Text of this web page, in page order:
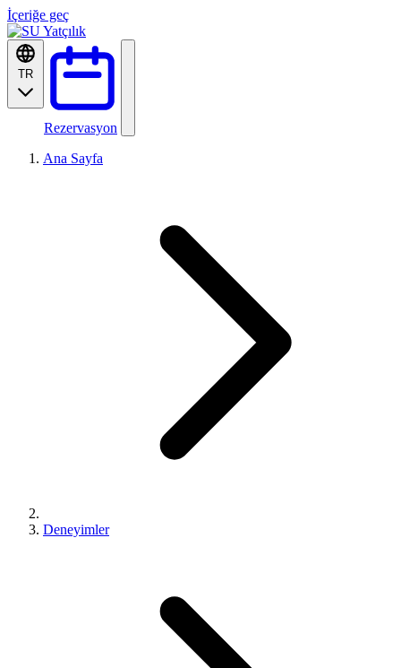
İçeriğe geç
TR
Rezervasyon
Ana Sayfa
Deneyimler